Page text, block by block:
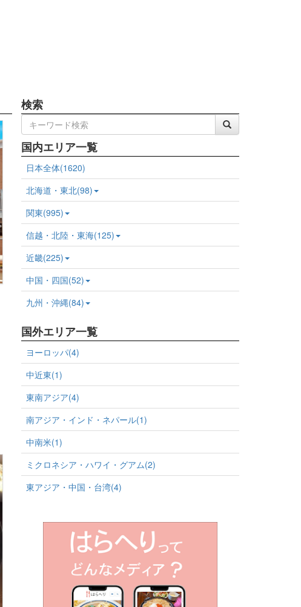
検索
国内エリア一覧
日本全体(1620)
北海道・東北(98)
関東(995)
信越・北陸・東海(125)
近畿(225)
中国・四国(52)
九州・沖縄(84)
国外エリア一覧
ヨーロッパ(4)
中近東(1)
東南アジア(4)
南アジア・インド・ネパール(1)
中南米(1)
ミクロネシア・ハワイ・グアム(2)
東アジア・中国・台湾(4)